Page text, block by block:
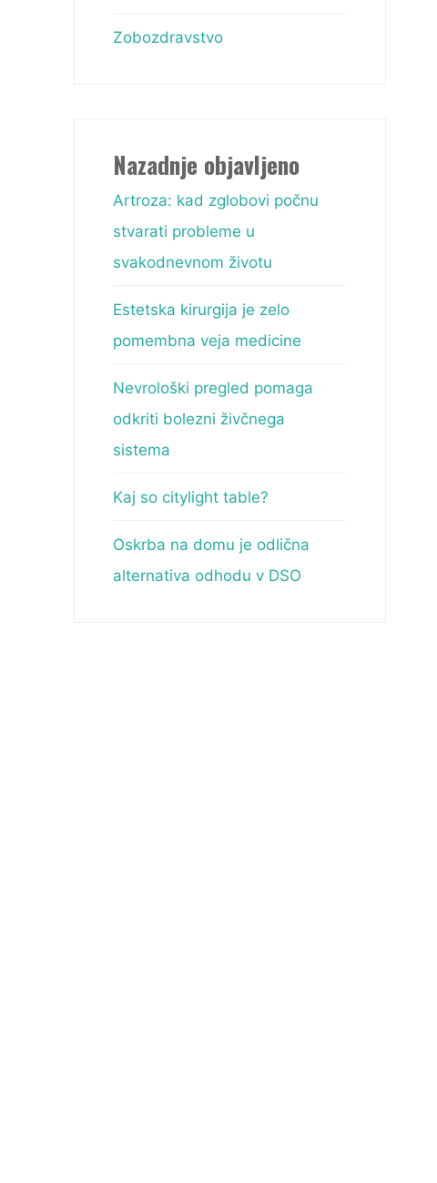
Zobozdravstvo
Nazadnje objavljeno
Artroza: kad zglobovi počnu
stvarati probleme u
svakodnevnom životu
Estetska kirurgija je zelo
pomembna veja medicine
Nevrološki pregled pomaga
odkriti bolezni živčnega
sistema
Kaj so citylight table?
Oskrba na domu je odlična
alternativa odhodu v DSO